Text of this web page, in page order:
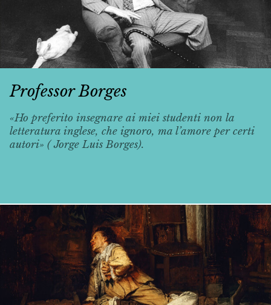
Professor Borges
«Ho preferito insegnare ai miei studenti non la
letteratura inglese, che ignoro, ma l’amore per certi
autori» ( Jorge Luis Borges).